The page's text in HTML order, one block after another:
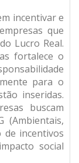
incentivar e
que
Lucro Real.
fortalece o
para o
inseridas.
buscam
(Ambientais,
de incentivos
social